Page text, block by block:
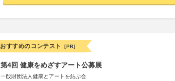
おすすめのコンテスト [PR]
第4回 健康をめざすアート公募展
一般財団法人健康とアートを結ぶ会